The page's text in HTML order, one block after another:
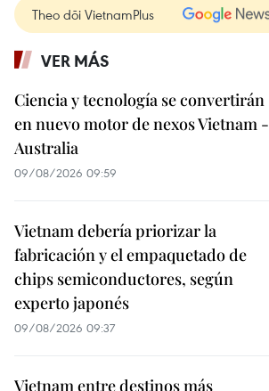
Theo dõi VietnamPlus
VER MÁS
Ciencia y tecnología se convertirán
en nuevo motor de nexos Vietnam -
Australia
09/08/2026 09:59
Vietnam debería priorizar la
fabricación y el empaquetado de
chips semiconductores, según
experto japonés
09/08/2026 09:37
Vietnam entre destinos más